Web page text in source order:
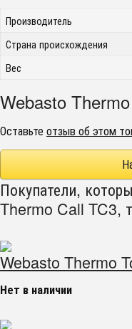
Производитель
Страна происхождения
Вес
Webasto
Оставьтеотзыв об этом
Покупатели,
Thermo Call TC3,
Webasto Thermo
Нет в наличии